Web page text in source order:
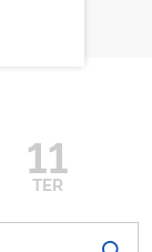
11
TER